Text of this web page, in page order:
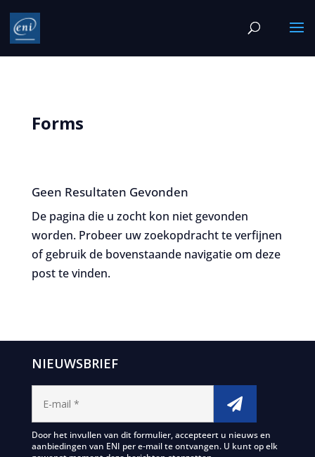
Forms
Geen Resultaten Gevonden
De pagina die u zocht kon niet gevonden
worden. Probeer uw zoekopdracht te verfijnen
of gebruik de bovenstaande navigatie om deze
post te vinden.
NIEUWSBRIEF
Door het invullen van dit formulier, accepteert u nieuws en
aanbiedingen van ENI per e-mail te ontvangen. U kunt op elk